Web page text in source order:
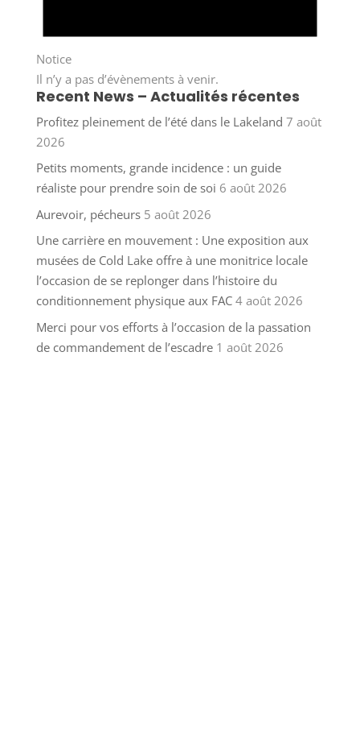
Notice
Il n’y a pas d’évènements à venir.
Recent News – Actualités récentes
Profitez pleinement de l’été dans le Lakeland 7 août
2026
Petits moments, grande incidence : un guide
réaliste pour prendre soin de soi 6 août 2026
Aurevoir, pécheurs 5 août 2026
Une carrière en mouvement : Une exposition aux
musées de Cold Lake offre à une monitrice locale
l’occasion de se replonger dans l’histoire du
conditionnement physique aux FAC 4 août 2026
Merci pour vos efforts à l’occasion de la passation
de commandement de l’escadre 1 août 2026